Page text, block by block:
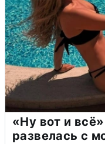
«Ну вот и
развелась с